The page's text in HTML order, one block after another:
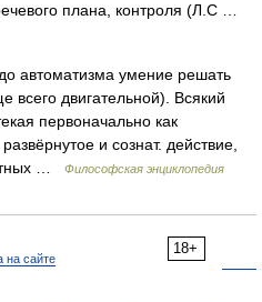
плана, контроля (Л.С …
умение решать
всего двигательной). Всякий
первоначально как
и сознат. действие,
…
Философская энциклопедия
18+
на сайте